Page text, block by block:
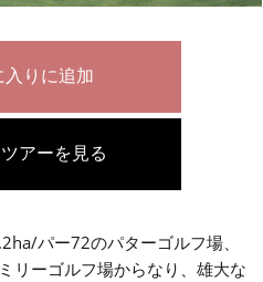
パー72のパターゴルフ場、
リーゴルフ場からなり、雄大な